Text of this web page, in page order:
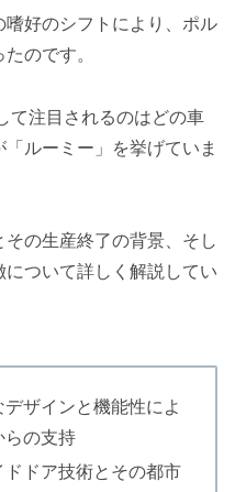
嗜好のシフトにより、ポル
のです。
て注目されるのはどの車
ルーミー」を挙げていま
の生産終了の背景、そし
ついて詳しく解説してい
ザインと機能性によ
らの支持
ドア技術とその都市